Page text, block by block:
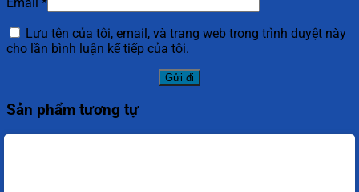
Lưu tên của tôi, email, và trang web trong trình duyệt này
cho lần bình luận kế tiếp của tôi.
Sản phẩm tương tự